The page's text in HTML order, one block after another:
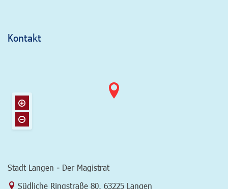
Kontakt
Stadt Langen - Der Magistrat
Link zur Google-Maps Navigation
Südliche Ringstraße 80, 63225 Langen